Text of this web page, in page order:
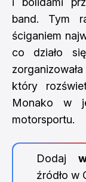
band. Tym
ściganiem
co działo
który
Monako w
motorsportu.
Dodaj
źródło w